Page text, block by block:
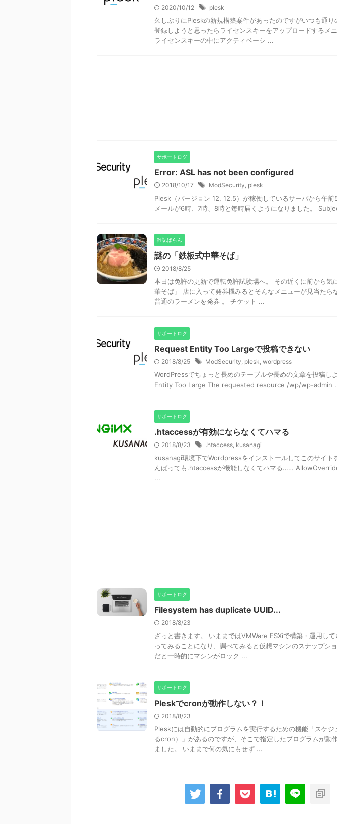
2020/10/12 plesk
久しぶりにPleskの新規構築案件があったのですがいつも通り
登録しようと思ったらライセンスキーをアップロードするメ
ライセンスキーの中にアクティベーシ ...
サポートログ
Error: ASL has not been configured
2018/10/17 ModSecurity plesk
Plesk（バージョン 12, 12.5）が稼働しているサーバから午
メールが6時、7時、8時と毎時届くようになりました。
雑記ばらん
謎の「鉄板式中華そば」
2018/8/25
本日は免許の更新で運転免許試験場へ。 その近くに前から気
華そば」 店に入って発券機みるとそんなメニューが見当たら
普通のラーメンを発券 。 チケット ...
サポートログ
Request Entity Too Largeで投稿できない
2018/8/25 ModSecurity plesk wordpress
WordPressでちょっと長めのテーブルや長めの文章を投稿し
Entity Too Large The requested resource /wp/wp-admin
サポートログ
.htaccessが有効にならなくてハマる
2018/8/23 .htaccess kusanagi
kusanagi環境下でWordpressをインストールしてこのサイト
んばっても.htaccessが機能しなくてハマる……
...
サポートログ
Filesystem has duplicate UUID...
2018/8/23
ざっと書きます。 いままではVMWare ESXiで構築・運用し
ってみることになり、調べてみると仮想マシンのスナップシ
だと一時的にマシンがロック ...
サポートログ
Pleskでcronが動作しない？！
2018/8/23
Pleskには自動的にプログラムを実行するための機能「スケ
るcron）」があるのですが、そこで指定したプログラムが動
ました。 いままで何の気にもせず ...